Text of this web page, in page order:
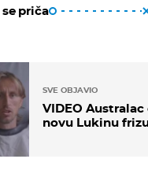
priča
SVE OBJAVIO
VIDEO
novu Lukinu